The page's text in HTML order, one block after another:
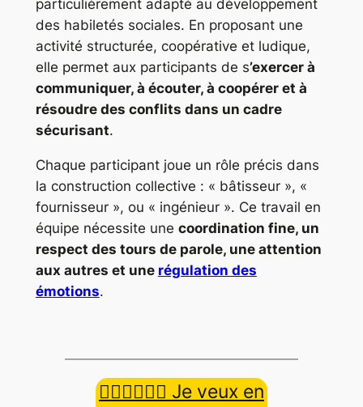
particulièrement adapté au développement
des habiletés sociales. En proposant une
activité structurée, coopérative et ludique,
elle permet aux participants de s’exercer à
communiquer, à écouter, à coopérer et à
résoudre des conflits dans un cadre
sécurisant.
Chaque participant joue un rôle précis dans
la construction collective : « bâtisseur », «
fournisseur », ou « ingénieur ». Ce travail en
équipe nécessite une coordination fine, un
respect des tours de parole, une attention
aux autres et une régulation des
émotions.
👉🏿👉🏾👉🏼 Je veux en